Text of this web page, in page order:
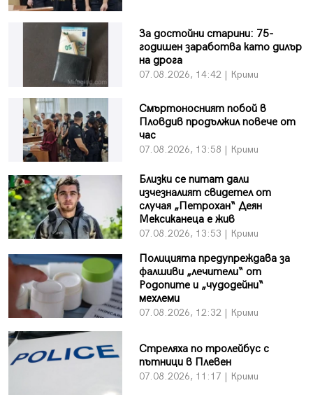
За достойни старини: 75-
годишен заработва като дилър
на дрога
07.08.2026, 14:42 | Крими
Смъртоносният побой в
Пловдив продължил повече от
час
07.08.2026, 13:58 | Крими
Близки се питат дали
изчезналият свидетел от
случая „Петрохан“ Деян
Мексиканеца е жив
07.08.2026, 13:53 | Крими
Полицията предупреждава за
фалшиви „лечители“ от
Родопите и „чудодейни“
мехлеми
07.08.2026, 12:32 | Крими
Стреляха по тролейбус с
пътници в Плевен
07.08.2026, 11:17 | Крими